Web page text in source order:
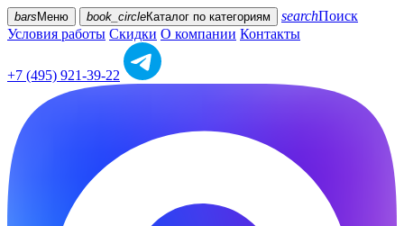
bars Меню book_circleКаталог по категориям searchПоиск
Условия работы Скидки О компании Контакты
+7 (495) 921-39-22